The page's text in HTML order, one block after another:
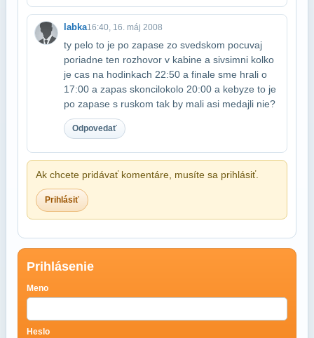
labka16:40, 16. máj 2008
ty pelo to je po zapase zo svedskom pocuvaj
poriadne ten rozhovor v kabine a si​vsimni kolko
je cas na hodinkach 22:50 a finale sme hrali o
17:00 a zapas skoncil​okolo 20:00 a kebyze to je
po zapase s ruskom tak by mali asi medajli nie?
Odpovedať
Ak chcete pridávať komentáre, musíte sa prihlásiť.
Prihlásiť
Prihlásenie
Meno
Heslo